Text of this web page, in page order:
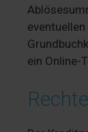
ein Online-